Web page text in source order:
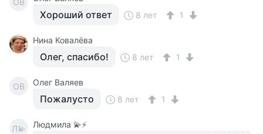
ОВ
Хороший ответ 8 лет 1
Нина Ковалёва
Олег, спасибо! 8 лет 1
ОВ Олег Валяев
Пожалусто 8 лет 1
Л💫 Людмила 💫⚡